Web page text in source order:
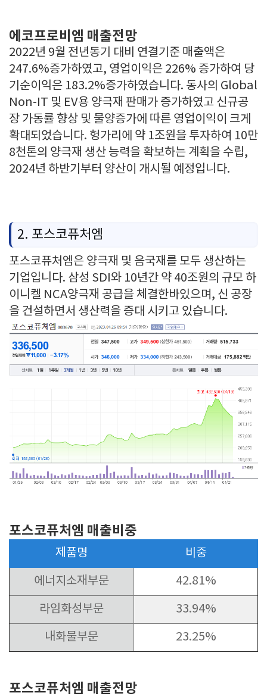
에코프로비엠 매출전망
2022년 9월 전년동기 대비 연결기준 매출액은
247.6%증가하였고, 영업이익은 226% 증가하여 당
기순이익은 183.2%증가하였습니다. 동사의 Global
Non-IT 및 EV용 양극재 판매가 증가하였고 신규공
장 가동률 향상 및 물양증가에 따른 영업이익이 크게
확대되었습니다. 헝가리에 약 1조원을 투자하여 10만
8천톤의 양극재 생산 능력을 확보하는 계획을 수립,
2024년 하반기부터 양산이 개시될 예정입니다.
2. 포스코퓨처엠
포스코퓨처엠은 양극재 및 음국재를 모두 생산하는
기업입니다. 삼성 SDI와 10년간 약 40조원의 규모 하
이니켈 NCA양극재 공급을 체결한바있으며, 신 공장
을 건설하면서 생산력을 증대 시키고 있습니다.
포스코퓨처엠 매출비중
제품명 비중
에너지소재부문 42.81%
라임화성부문 33.94%
내화물부문 23.25%
포스코퓨처엠 매출전망